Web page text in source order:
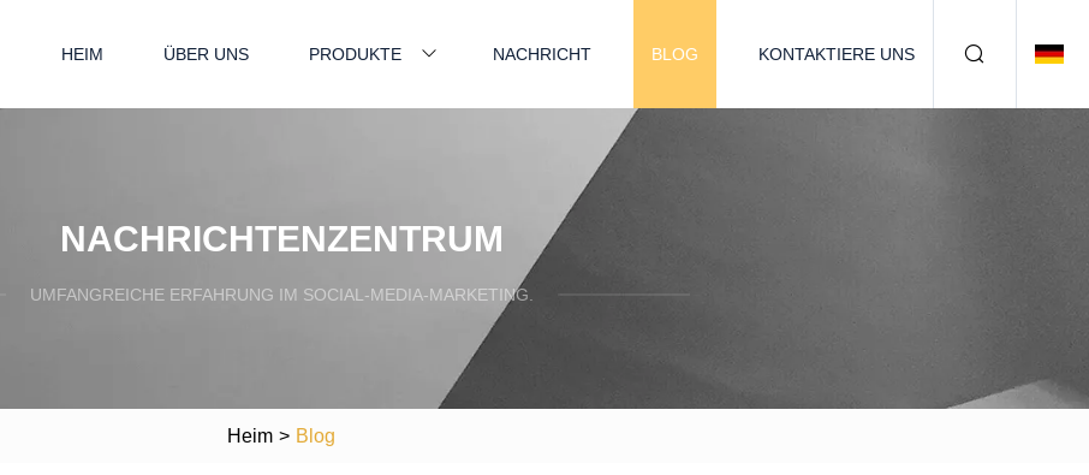
HEIM ÜBER UNS PRODUKTE NACHRICHT BLOG KONTAKTIERE UNS
NACHRICHTENZENTRUM
UMFANGREICHE ERFAHRUNG IM SOCIAL-MEDIA-MARKETING.
Heim > Blog